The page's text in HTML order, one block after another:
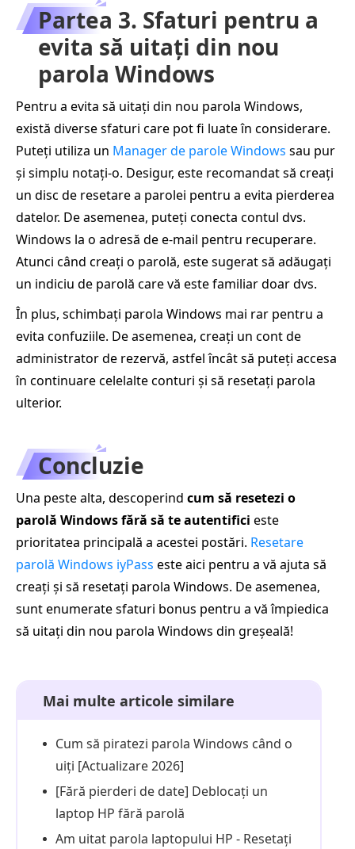
Partea 3. Sfaturi pentru a
evita să uitați din nou
parola Windows
Pentru a evita să uitați din nou parola Windows,
există diverse sfaturi care pot fi luate în considerare.
Puteți utiliza un Manager de parole Windows sau pur
și simplu notați-o. Desigur, este recomandat să creați
un disc de resetare a parolei pentru a evita pierderea
datelor. De asemenea, puteți conecta contul dvs.
Windows la o adresă de e-mail pentru recuperare.
Atunci când creați o parolă, este sugerat să adăugați
un indiciu de parolă care vă este familiar doar dvs.
În plus, schimbați parola Windows mai rar pentru a
evita confuziile. De asemenea, creați un cont de
administrator de rezervă, astfel încât să puteți accesa
în continuare celelalte conturi și să resetați parola
ulterior.
Concluzie
Una peste alta, descoperind cum să resetezi o
parolă Windows fără să te autentifici este
prioritatea principală a acestei postări. Resetare
parolă Windows iyPass este aici pentru a vă ajuta să
creați și să resetați parola Windows. De asemenea,
sunt enumerate sfaturi bonus pentru a vă împiedica
să uitați din nou parola Windows din greșeală!
Mai multe articole similare
Cum să piratezi parola Windows când o
uiți [Actualizare 2026]
[Fără pierderi de date] Deblocați un
laptop HP fără parolă
Am uitat parola laptopului HP - Resetați